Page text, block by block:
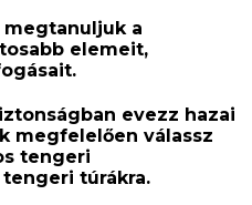
megtanuljuk a
elemeit,
.
evezz hazai
megfelelően válassz
tengeri
túrákra.